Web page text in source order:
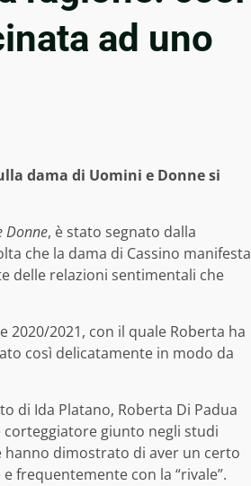
ad uno
dama di Uomini e Donne si
Donne, è stato segnato dalla
che la dama di Cassino manifesta
delle relazioni sentimentali che
2020/2021, con il quale Roberta ha
così delicatamente in modo da
di Ida Platano, Roberta Di Padua
corteggiatore giunto negli studi
hanno dimostrato di aver un certo
frequentemente con la “rivale”.